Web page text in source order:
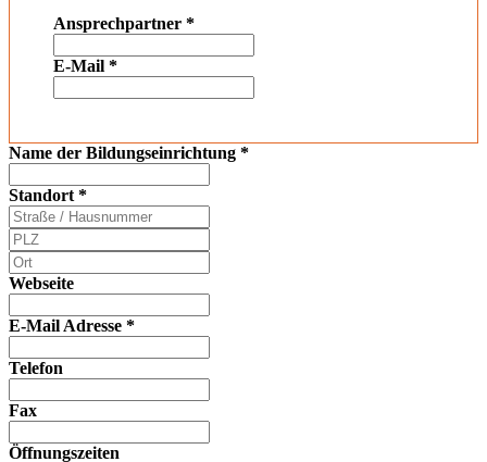
Ansprechpartner *
E-Mail *
Name der Bildungseinrichtung *
Standort *
Webseite
E-Mail Adresse *
Telefon
Fax
Öffnungszeiten